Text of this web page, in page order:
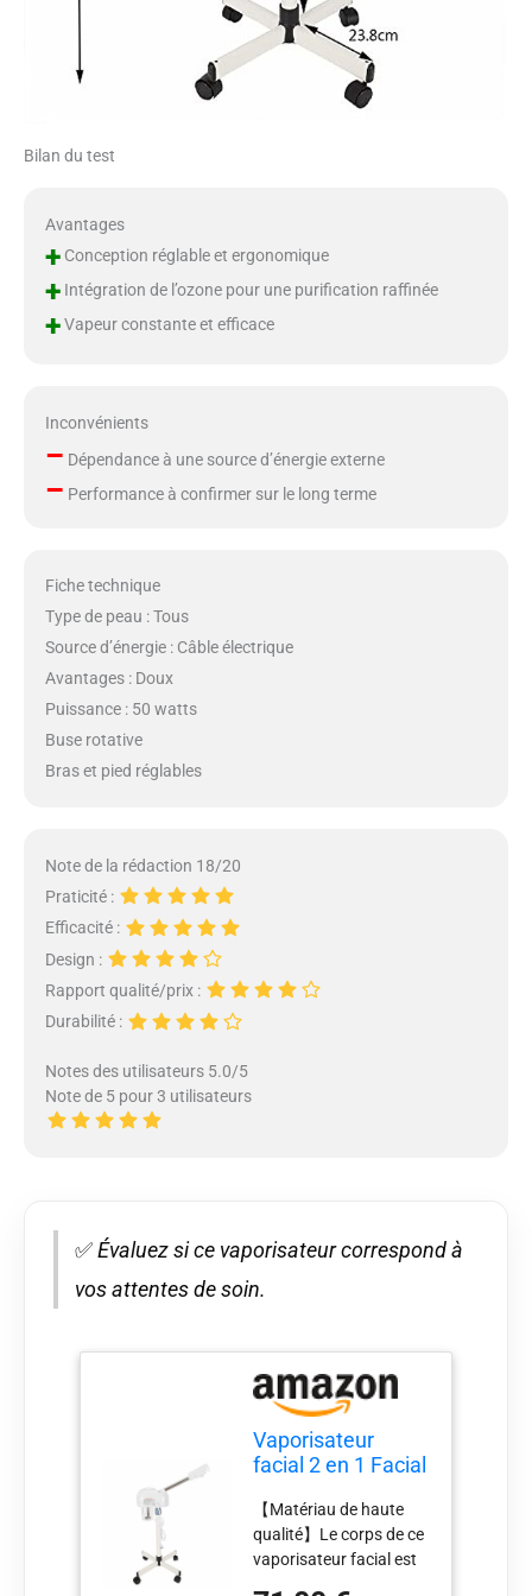
Bilan du test
Avantages
+Conception réglable et ergonomique
+Intégration de l’ozone pour une purification raffinée
+Vapeur constante et efficace
Inconvénients
– Dépendance à une source d’énergie externe
– Performance à confirmer sur le long terme
Fiche technique
Type de peau : Tous
Source d’énergie : Câble électrique
Avantages : Doux
Puissance : 50 watts
Buse rotative
Bras et pied réglables
Note de la rédaction 18/20
Praticité :
Efficacité :
Design :
Rapport qualité/prix :
Durabilité :
Notes des utilisateurs 5.0/5
Note de 5 pour 3 utilisateurs
✅Évaluez si ce vaporisateur correspond à
vos attentes de soin.
Vaporisateur
facial 2 en 1 Facial
Hz Ozone Sauna
facial réglable en
hauteur avec buse
rotative pour salon
【Matériau de haute
qualité】Le corps de ce
vaporisateur facial est